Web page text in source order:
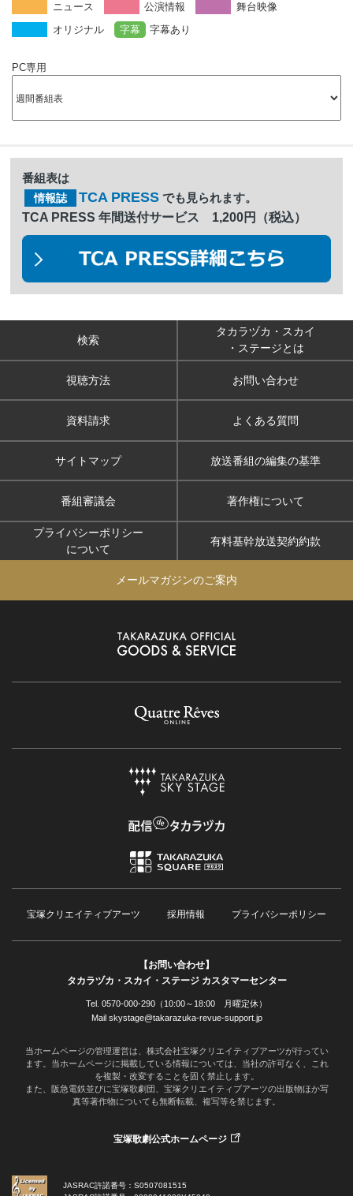
ニュース 公演情報
舞台映像
オリジナル
字幕 字幕あり
PC専用
番組表は
情報誌 TCA PRESS でも見られます。
TCA PRESS 年間送付サービス 1,200円（税込）
検索
タカラヅカ・スカイ
・ステージとは
視聴方法 お問い合わせ
資料請求 よくある質問
サイトマップ 放送番組の編集の基準
番組審議会 著作権について
プライバシーポリシー
について
有料基幹放送契約約款
メールマガジンのご案内
宝塚クリエイティブアーツ 採用情報 プライバシーポリシー
【お問い合わせ】
タカラヅカ・スカイ・ステージ カスタマーセンター
Tel. 0570-000-290（10:00～18:00 月曜定休）
Mail skystage@takarazuka-revue-support.jp
当ホームページの管理運営は、株式会社宝塚クリエイティブアーツが行ってい
ます。当ホームページに掲載している情報については、当社の許可なく、これ
を複製・改変することを固く禁止します。
また、阪急電鉄並びに宝塚歌劇団、宝塚クリエイティブアーツの出版物ほか写
真等著作物についても無断転載、複写等を禁じます。
宝塚歌劇公式ホームページ
JASRAC許諾番号：S0507081515